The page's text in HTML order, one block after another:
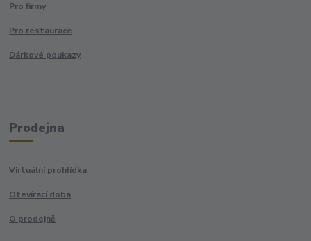
Pro firmy
Pro restaurace
Dárkové poukazy
Prodejna
Virtuální prohlídka
Otevírací doba
O prodejně